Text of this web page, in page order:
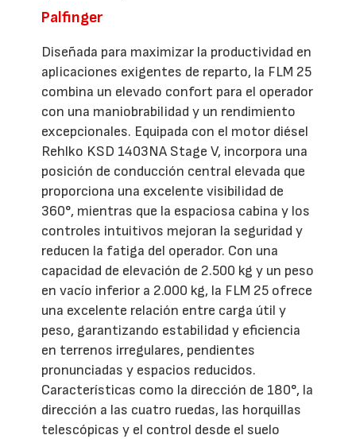
Palfinger
Diseñada para maximizar la productividad en
aplicaciones exigentes de reparto, la FLM 25
combina un elevado confort para el operador
con una maniobrabilidad y un rendimiento
excepcionales. Equipada con el motor diésel
Rehlko KSD 1403NA Stage V, incorpora una
posición de conducción central elevada que
proporciona una excelente visibilidad de
360°, mientras que la espaciosa cabina y los
controles intuitivos mejoran la seguridad y
reducen la fatiga del operador. Con una
capacidad de elevación de 2.500 kg y un peso
en vacío inferior a 2.000 kg, la FLM 25 ofrece
una excelente relación entre carga útil y
peso, garantizando estabilidad y eficiencia
en terrenos irregulares, pendientes
pronunciadas y espacios reducidos.
Características como la dirección de 180°, la
dirección a las cuatro ruedas, las horquillas
telescópicas y el control desde el suelo